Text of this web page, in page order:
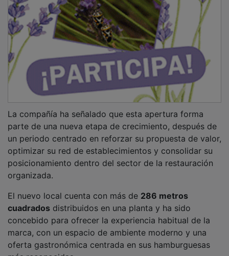
parte de una nueva etapa de crecimiento, después de
un periodo centrado en reforzar su propuesta de valor,
optimizar su red de establecimientos y consolidar su
posicionamiento dentro del sector de la restauración
organizada.
cuadradosdistribuidos en una planta y ha sido
concebido para ofrecer la experiencia habitual de la
marca, con un espacio de ambiente moderno y una
oferta gastronómica centrada en sus hamburguesas
más reconocidas.